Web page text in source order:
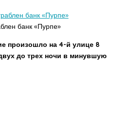
банк «Пурпе»
произошло на 4-й улице 8
до трех ночи в минувшую